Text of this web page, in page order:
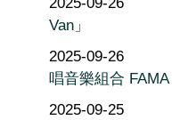
Van」
2025-09-26
唱音樂組合
2025-09-25